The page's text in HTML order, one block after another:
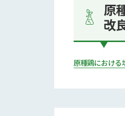
原
改
原種鶏における